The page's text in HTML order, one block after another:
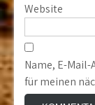
Website
Name, E-
für meinen